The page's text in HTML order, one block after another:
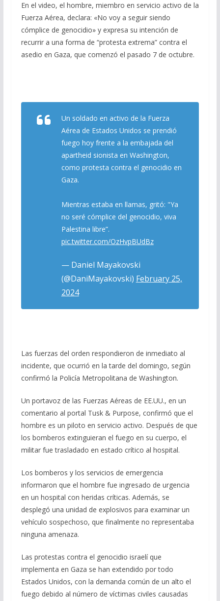
En el video, el hombre, miembro en servicio activo de la
Fuerza Aérea, declara: «No voy a seguir siendo
cómplice de genocidio» y expresa su intención de
recurrir a una forma de “protesta extrema” contra el
asedio en Gaza, que comenzó el pasado 7 de octubre.
Un soldado en activo de la Fuerza
Aérea de Estados Unidos se prendió
fuego hoy frente a la embajada del
apartheid sionista en Washington,
como protesta contra el genocidio en
Gaza.
Mientras estaba en llamas, gritó: "Ya
no seré cómplice del genocidio, viva
Palestina libre”.
pic.twitter.com/OzHvpBUdBz
— Daniel Mayakovski
(@DaniMayakovski) February 25,
2024
Las fuerzas del orden respondieron de inmediato al
incidente, que ocurrió en la tarde del domingo, según
confirmó la Policía Metropolitana de Washington.
Un portavoz de las Fuerzas Aéreas de EE.UU., en un
comentario al portal Tusk & Purpose, confirmó que el
hombre es un piloto en servicio activo. Después de que
los bomberos extinguieran el fuego en su cuerpo, el
militar fue trasladado en estado crítico al hospital.
Los bomberos y los servicios de emergencia
informaron que el hombre fue ingresado de urgencia
en un hospital con heridas críticas. Además, se
desplegó una unidad de explosivos para examinar un
vehículo sospechoso, que finalmente no representaba
ninguna amenaza.
Las protestas contra el genocidio israelí que
implementa en Gaza se han extendido por todo
Estados Unidos, con la demanda común de un alto el
fuego debido al número de víctimas civiles causadas